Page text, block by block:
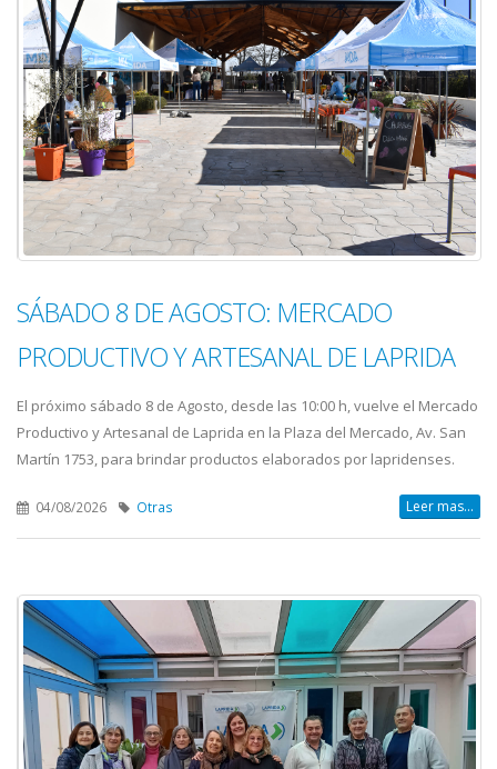
SÁBADO 8 DE AGOSTO: MERCADO
PRODUCTIVO Y ARTESANAL DE LAPRIDA
El próximo sábado 8 de Agosto, desde las 10:00 h, vuelve el Mercado
Productivo y Artesanal de Laprida en la Plaza del Mercado, Av. San
Martín 1753, para brindar productos elaborados por lapridenses.
04/08/2026 Otras Leer mas...